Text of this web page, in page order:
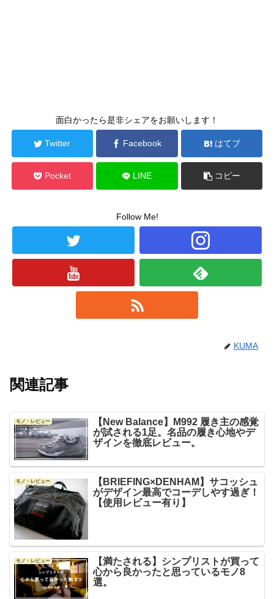
面白かったら是非シェアをお願いします！
Twitter Facebook はてブ
Pocket LINE コピー
Follow Me!
KUMA
関連記事
モノ・レビュー
【New Balance】M992 履き主の感覚
が試される1足。名品の履き心地やデ
ザインを徹底レビュー。
モノ・レビュー
【BRIEFING×DENHAM】サコッシュ
がデザイン最高でコーデしやす過ぎ！
【使用レビュー有り】
モノ・レビュー
【満たされる】シンプリストが買って
心から良かったと思っているモノ8
選。